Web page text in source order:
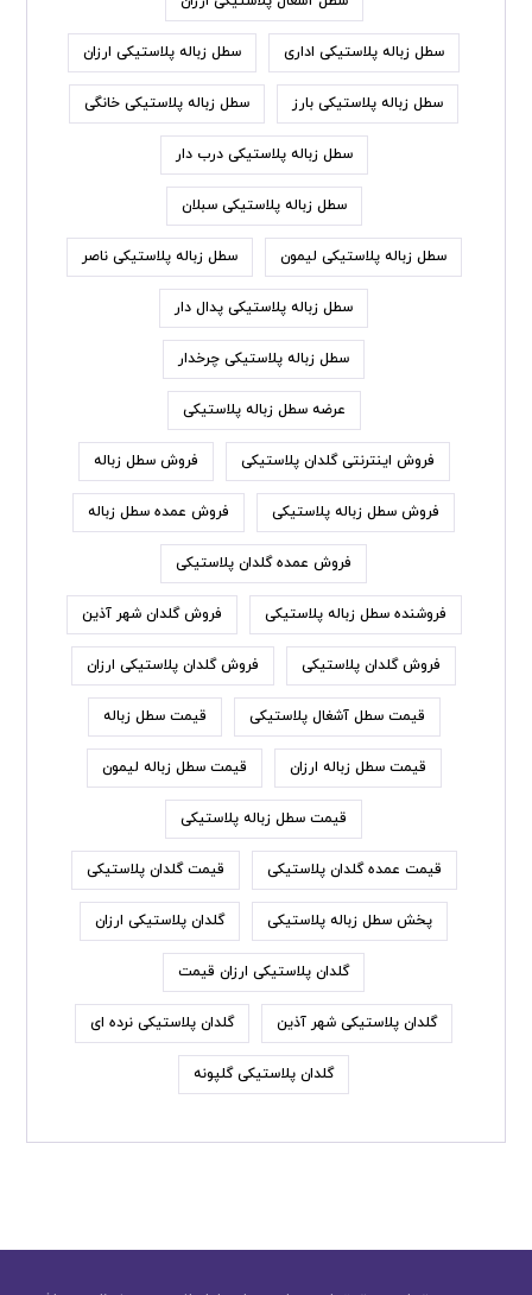
سطل زباله پلاستیکی اداری سطل زباله پلاستیکی ارزان
سطل زباله پلاستیکی بارز سطل زباله پلاستیکی خانگی
سطل زباله پلاستیکی درب دار
سطل زباله پلاستیکی سبلان
سطل زباله پلاستیکی لیمون سطل زباله پلاستیکی ناصر
سطل زباله پلاستیکی پدال دار
سطل زباله پلاستیکی چرخدار
عرضه سطل زباله پلاستیکی
فروش اینترنتی گلدان پلاستیکی فروش سطل زباله
فروش سطل زباله پلاستیکی فروش عمده سطل زباله
فروش عمده گلدان پلاستیکی
فروشنده سطل زباله پلاستیکی فروش گلدان شهر آذین
فروش گلدان پلاستیکی فروش گلدان پلاستیکی ارزان
قیمت سطل آشغال پلاستیکی قیمت سطل زباله
قیمت سطل زباله ارزان قیمت سطل زباله لیمون
قیمت سطل زباله پلاستیکی
قیمت عمده گلدان پلاستیکی قیمت گلدان پلاستیکی
پخش سطل زباله پلاستیکی گلدان پلاستیکی ارزان
گلدان پلاستیکی ارزان قیمت
گلدان پلاستیکی شهر آذین گلدان پلاستیکی نرده ای
گلدان پلاستیکی گلپونه